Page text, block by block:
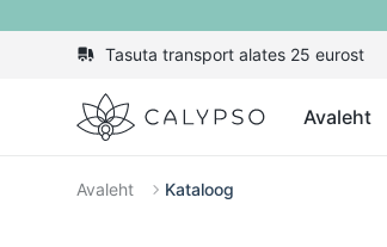
Tasuta transport alates 25 eurost
Calypso Avaleht
Avaleht Kataloog